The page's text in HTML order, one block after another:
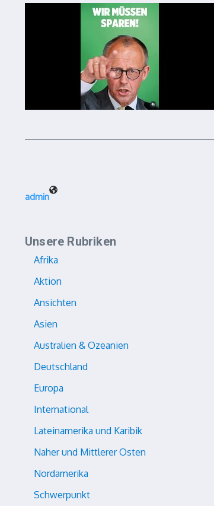
admin
Unsere Rubriken
Afrika
Aktion
Ansichten
Asien
Australien & Ozeanien
Deutschland
Europa
International
Lateinamerika und Karibik
Naher und Mittlerer Osten
Nordamerika
Schwerpunkt